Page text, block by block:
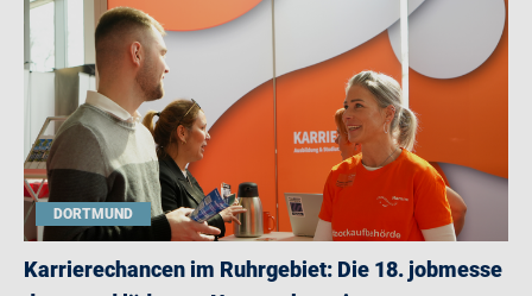
DORTMUND
Karrierechancen im Ruhrgebiet: Die 18. jobmesse